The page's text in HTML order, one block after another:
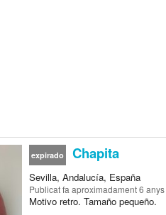
expirado Chapita
Sevilla, Andalucía, España
Publicatfa aproximadament 6 anys
Motivo retro. Tamaño pequeño.